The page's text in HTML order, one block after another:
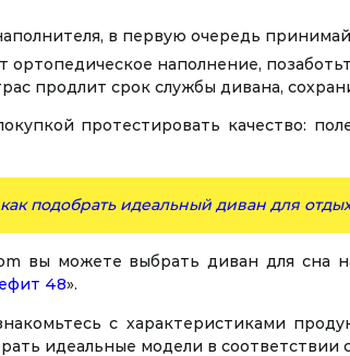
в первую очередь
ортопедическое наполнение,
продлит срок службы дивана,
протестировать качество:
как подобрать идеальный диван для
вы можете выбрать диван для
48».
с характеристиками
идеальные модели в